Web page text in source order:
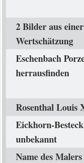
2 Bilder aus
Wertschätzung
Eschenbach
herrausfinden
Rosenthal Louis
Eickhorn-
unbekannt
Name des Malers